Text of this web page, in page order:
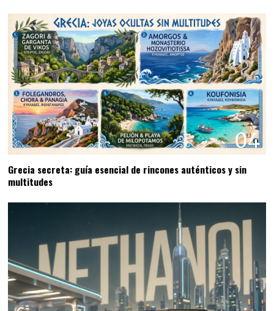
04
Grecia secreta: guía esencial de rincones auténticos y sin
multitudes